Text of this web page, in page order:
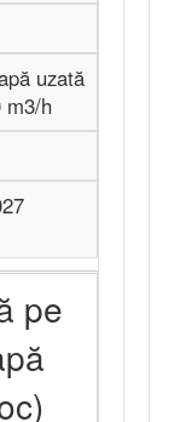
uzată
m3/h
pe